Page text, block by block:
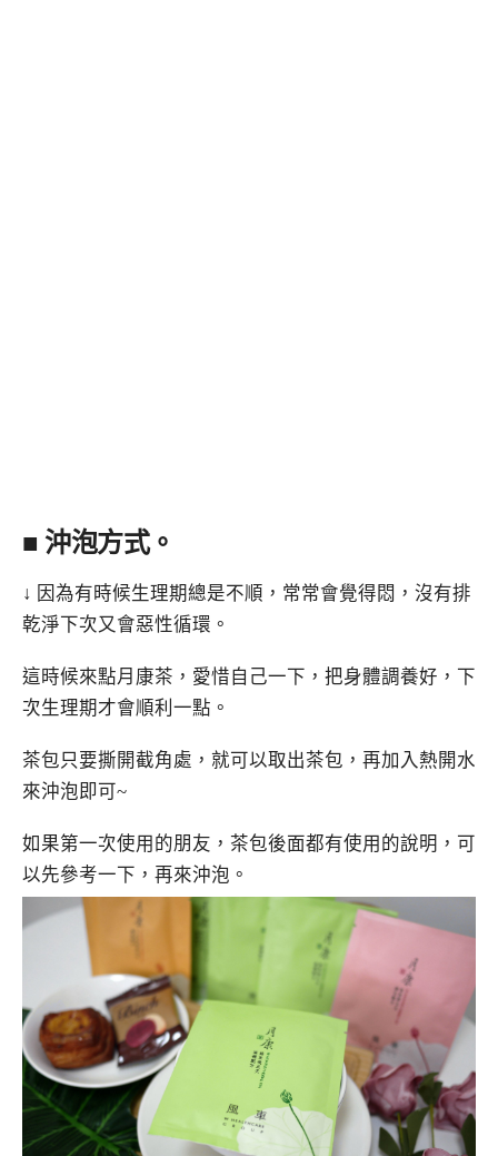
■ 沖泡方式。
↓ 因為有時候生理期總是不順，常常會覺得悶，沒有排
乾淨下次又會惡性循環。
這時候來點月康茶，愛惜自己一下，把身體調養好，下
次生理期才會順利一點。
茶包只要撕開截角處，就可以取出茶包，再加入熱開水
來沖泡即可~
如果第一次使用的朋友，茶包後面都有使用的說明，可
以先參考一下，再來沖泡。